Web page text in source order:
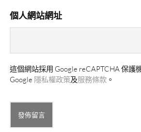
個人網站網址
這個網站採用 Google reCAPTCHA 保護
Google 隱私權政策及服務條款 。